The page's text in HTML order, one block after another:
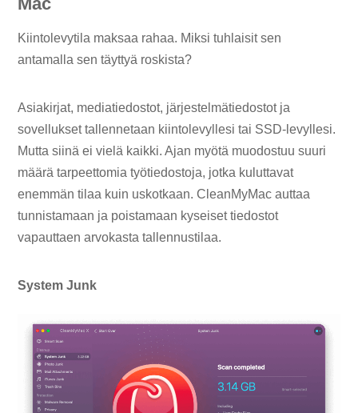
Kiintolevytila ​​maksaa rahaa. Miksi tuhlaisit sen
antamalla sen täyttyä roskista?
Asiakirjat, mediatiedostot, järjestelmätiedostot ja
sovellukset tallennetaan kiintolevyllesi tai SSD-levyllesi.
Mutta siinä ei vielä kaikki. Ajan myötä muodostuu suuri
määrä tarpeettomia työtiedostoja, jotka kuluttavat
enemmän tilaa kuin uskotkaan. CleanMyMac auttaa
tunnistamaan ja poistamaan kyseiset tiedostot
vapauttaen arvokasta tallennustilaa.
System Junk